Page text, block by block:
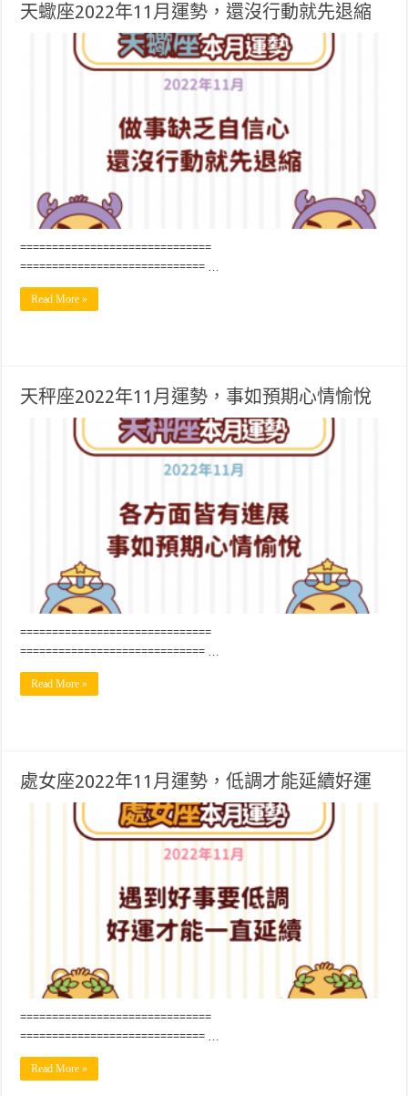
天蠍座2022年11月運勢，還沒行動就先退縮
==============================
============================= …
Read More »
天秤座2022年11月運勢，事如預期心情愉悅
==============================
============================= …
Read More »
處女座2022年11月運勢，低調才能延續好運
==============================
============================= …
Read More »